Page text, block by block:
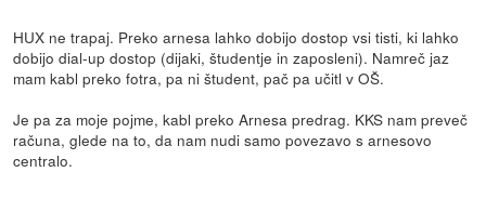
HUX ne trapaj. Preko arnesa lahko dobijo dostop vsi tisti, ki lahko
dobijo dial-up dostop (dijaki, študentje in zaposleni). Namreč jaz
mam kabl preko fotra, pa ni študent, pač pa učitl v OŠ.
Je pa za moje pojme, kabl preko Arnesa predrag. KKS nam preveč
računa, glede na to, da nam nudi samo povezavo s arnesovo
centralo.